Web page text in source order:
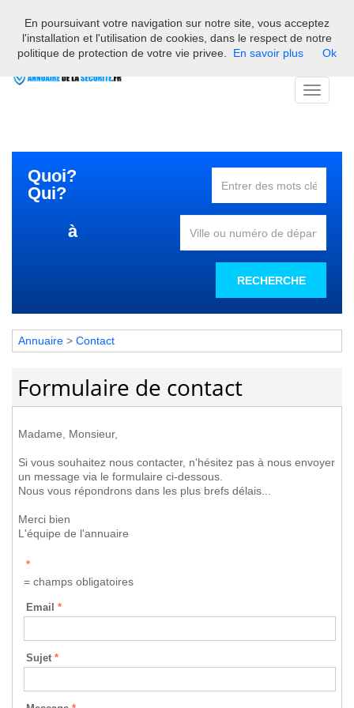
Bienvenue sur l'annuaire des professionnels français de la
sécurité
Toggle
Quoi?
Qui?
à
RECHERCHE
Annuaire > Contact
Formulaire de contact
Madame, Monsieur,
Si vous souhaitez nous contacter, n'hésitez pas à nous envoyer
un message via le formulaire ci-dessous.
Nous vous répondrons dans les plus brefs délais...
Merci bien
L'équipe de l'annuaire
*
= champs obligatoires
Email *
Sujet *
En poursuivant votre navigation sur notre site, vous acceptez
l'installation et l'utilisation de cookies, dans le respect de notre
politique de protection de votre vie privee.
En savoir plus Ok